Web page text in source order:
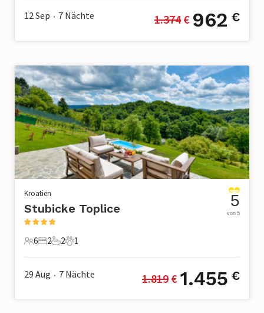
12 Sep • 7 Nächte 1.374 € 962 €
Kroatien
Stubicke Toplice
6 Gäste
6
2 Schlafzimmer
2
2 Badezimmer
2
1 Haustier
1
5
von 5
29 Aug • 7 Nächte 1.819 € 1.455 €